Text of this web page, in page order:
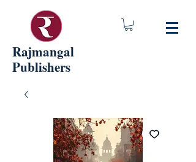
Rajmangal
Publishers